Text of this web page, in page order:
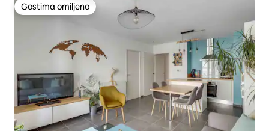
Gostima omiljeno
Gostima omiljeno